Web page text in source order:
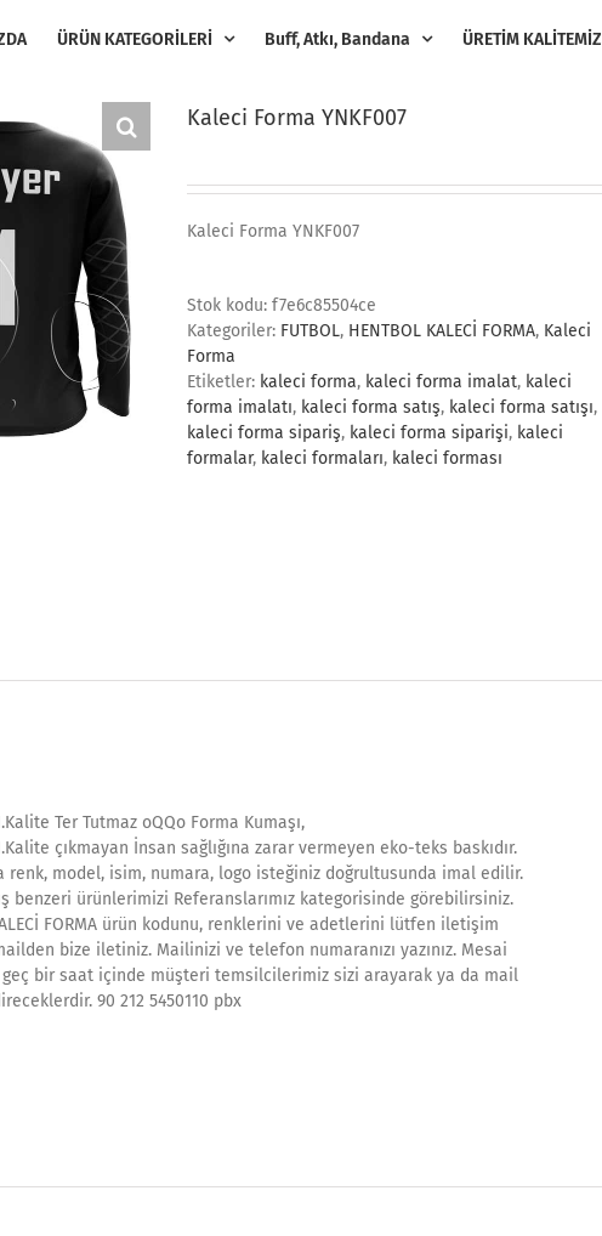
ÜRÜN KATEGORİLERİ Buff, Atkı, Bandana ÜRETİM KALİTEMİZ
Kaleci Forma YNKF007
Kaleci Forma YNKF007
Stok kodu: f7e6c85504ce
Kategoriler: FUTBOL, HENTBOL KALECİ FORMA, Kaleci
Forma
Etiketler: kaleci forma, kaleci forma imalat, kaleci
forma imalatı, kaleci forma satış, kaleci forma satışı,
kaleci forma sipariş, kaleci forma siparişi, kaleci
formalar, kaleci formaları, kaleci forması
Ter Tutmaz oQQo Forma Kumaşı,
çıkmayan İnsan sağlığına zarar vermeyen eko-teks baskıdır.
renk, model, isim, numara, logo isteğiniz doğrultusunda imal edilir.
benzeri ürünlerimizi Referanslarımız kategorisinde görebilirsiniz.
FORMA ürün kodunu, renklerini ve adetlerini lütfen iletişim
bize iletiniz. Mailinizi ve telefon numaranızı yazınız. Mesai
bir saat içinde müşteri temsilcilerimiz sizi arayarak ya da mail
90 212 5450110 pbx